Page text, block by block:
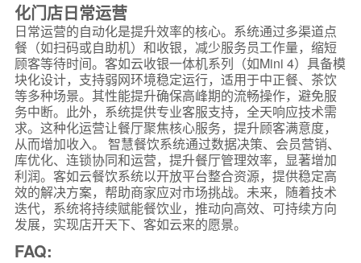
化门店日常运营
日常运营的自动化是提升效率的核心。系统通过多渠道点
餐（如扫码或自助机）和收银，减少服务员工作量，缩短
顾客等待时间。客如云收银一体机系列（如Mini 4）具备模
块化设计，支持弱网环境稳定运行，适用于中正餐、茶饮
等多种场景。其性能提升确保高峰期的流畅操作，避免服
务中断。此外，系统提供专业客服支持，全天响应技术需
求。这种化运营让餐厅聚焦核心服务，提升顾客满意度，
从而增加收入。 智慧餐饮系统通过数据决策、会员营销、
库优化、连锁协同和运营，提升餐厅管理效率，显著增加
利润。客如云餐饮系统以开放平台整合资源，提供稳定高
效的解决方案，帮助商家应对市场挑战。未来，随着技术
迭代，系统将持续赋能餐饮业，推动向高效、可持续方向
发展，实现店开天下、客如云来的愿景。
FAQ: